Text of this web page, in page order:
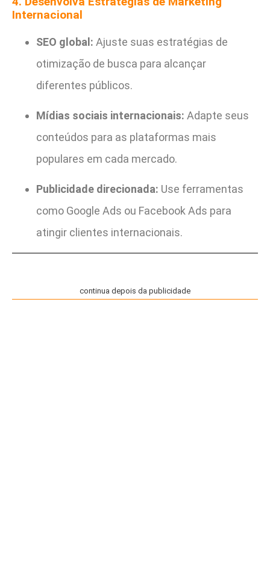
Internacional
SEO global: Ajuste suas estratégias de
otimização de busca para alcançar
diferentes públicos.
Mídias sociais internacionais: Adapte seus
conteúdos para as plataformas mais
populares em cada mercado.
Publicidade direcionada: Use ferramentas
como Google Ads ou Facebook Ads para
atingir clientes internacionais.
continua depois da publicidade